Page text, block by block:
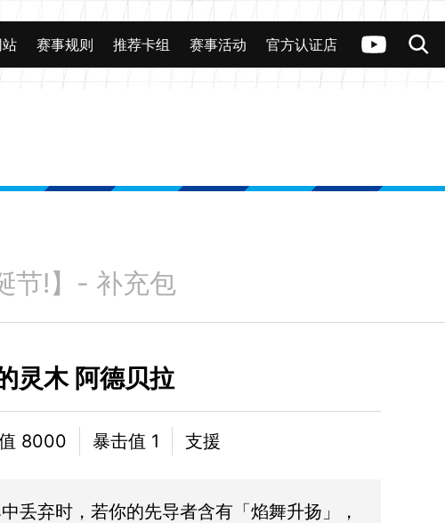
赛事规则 推荐卡组 赛事活动 官方认证店
节!】- 补充包
灵木 阿德贝拉
8000 暴击值 1 支援
丢弃时，若你的先导者含有「焰舞升扬」，